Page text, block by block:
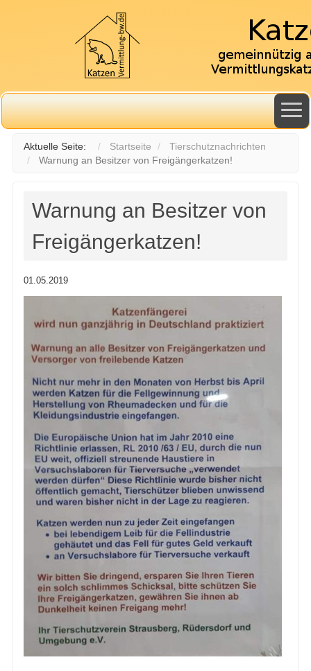
Aktuelle Seite: Startseite
Tierschutznachrichten
Warnung an Besitzer von Freigängerkatzen!
Warnung an Besitzer von
Freigängerkatzen!
01.05.2019